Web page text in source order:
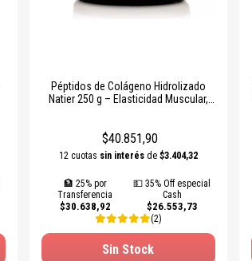
Péptidos de Colágeno Hidrolizado
Natier 250 g – Elasticidad Muscular,
$40.851,90
12 cuotas sin interésde $3.404,32
🏦 25% por
Transferencia
$30.638,92
💵 35% Off especial
Cash
$26.553,73
(2)
Sin Stock